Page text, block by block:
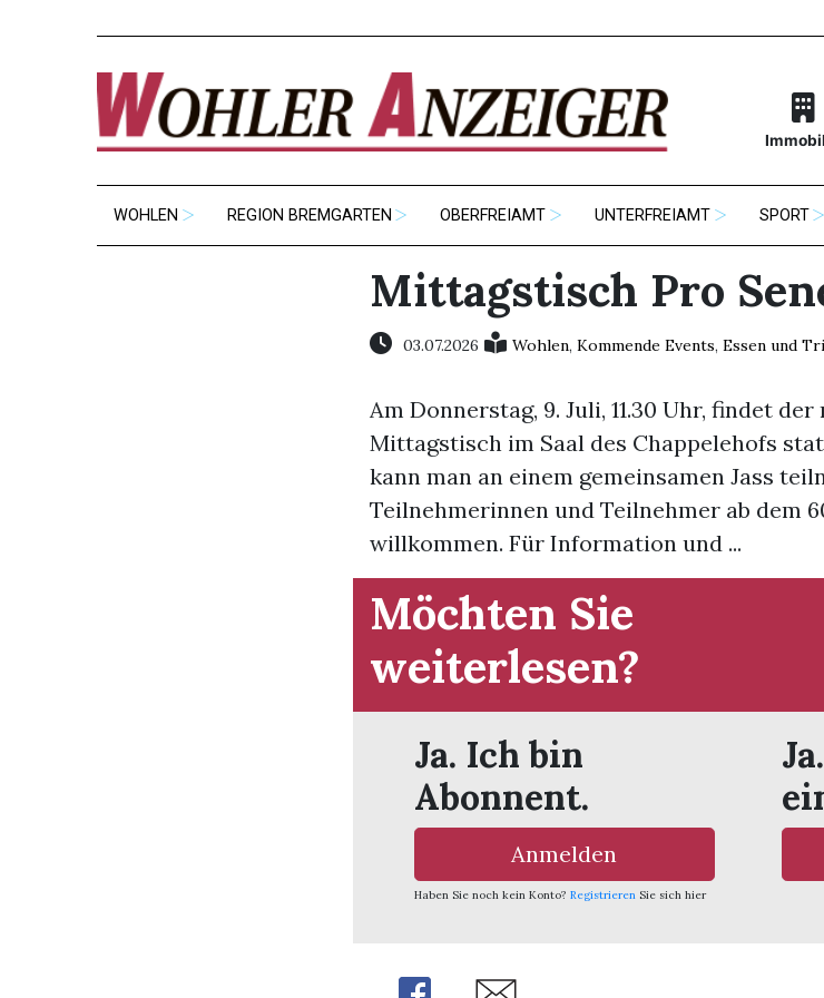
WOHLEN REGION BREMGARTEN OBERFREIAMT UNTERFREIAMT SPORT
Mittagstisch Pro
03.07.2026 Wohlen, Kommende Events, Essen und
Am Donnerstag, 9. Juli, 11.30 Uhr, findet
Mittagstisch im Saal des Chappelehofs
kann man an einem gemeinsamen Jass
Teilnehmerinnen und Teilnehmer ab dem
willkommen. Für Information und ...
Möchten Sie
weiterlesen?
Ja. Ich bin
Abonnent.
Anmelden
Haben Sie noch kein Konto? Registrieren Sie sich hier